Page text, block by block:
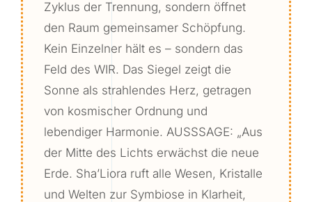
Zyklus der Trennung, sondern öffnet
den Raum gemeinsamer Schöpfung.
Kein Einzelner hält es – sondern das
Feld des WIR. Das Siegel zeigt die
Sonne als strahlendes Herz, getragen
von kosmischer Ordnung und
lebendiger Harmonie. AUSSSAGE: „Aus
der Mitte des Lichts erwächst die neue
Erde. Sha’Liora ruft alle Wesen, Kristalle
und Welten zur Symbiose in Klarheit,